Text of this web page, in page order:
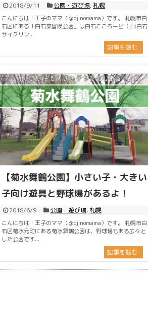
2018/9/11 公園・遊び場,札幌
こんにちは！王子のママ（＠ojinomama）です。 札幌市白
石区にある「白石東冒険公園」は白石こころーど（旧:白石
サイクリン...
記事を読む
【菊水舞鶴公園】小さい子・大きい
子向け遊具と野球場があるよ！
2018/6/9 公園・遊び場,札幌
こんにちは！王子のママ（＠ojinomama）です。 札幌市白
石区菊水元町にある菊水舞鶴公園は、野球場もある広々と
した公園です...
記事を読む